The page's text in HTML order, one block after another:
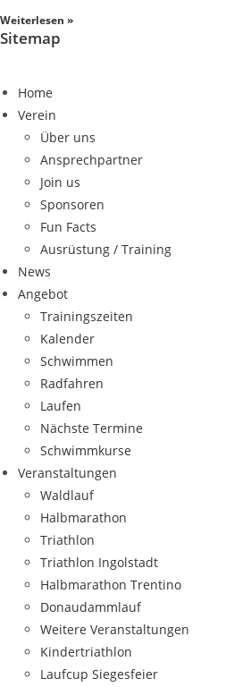
Weiterlesen »
Sitemap
Home
Verein
Über uns
Ansprechpartner
Join us
Sponsoren
Fun Facts
Ausrüstung / Training
News
Angebot
Trainingszeiten
Kalender
Schwimmen
Radfahren
Laufen
Nächste Termine
Schwimmkurse
Veranstaltungen
Waldlauf
Halbmarathon
Triathlon
Triathlon Ingolstadt
Halbmarathon Trentino
Donaudammlauf
Weitere Veranstaltungen
Kindertriathlon
Laufcup Siegesfeier